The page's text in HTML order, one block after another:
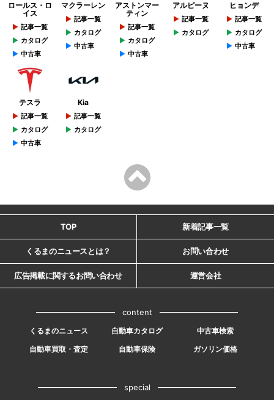
ロールス・ロ
イス
記事一覧
カタログ
中古車
マクラーレン
記事一覧
カタログ
中古車
アストンマー
ティン
記事一覧
カタログ
中古車
アルピーヌ
記事一覧
カタログ
ヒョンデ
記事一覧
カタログ
中古車
テスラ
記事一覧
カタログ
中古車
Kia
記事一覧
カタログ
TOP 新着記事一覧
くるまのニュースとは？ お問い合わせ
広告掲載に関するお問い合わせ 運営会社
content
くるまのニュース 自動車カタログ
中古車検索
自動車買取・査定
自動車保険 ガソリン価格
special